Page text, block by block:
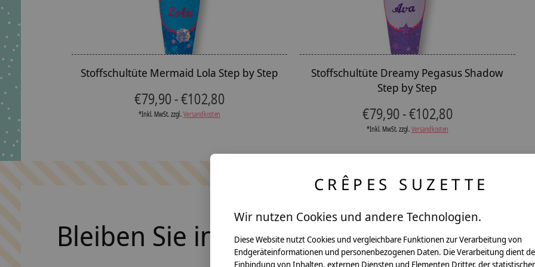
Stoffschultüte Mermaid Lola Step by Step
€79,90 - €102,80
*Inkl. MwSt. zzgl.Versandkosten
Stoffschultüte Dreamy Pegasus Shadow
Step by Step
€79,90 - €102,80
*Inkl. MwSt. zzgl.Versandkosten
Bleiben Sie in Kontakt
CRÊPES SUZETTE
Wir nutzen Cookies und andere Technologien.
Diese Website nutzt Cookies und vergleichbare Funktionen zur Verarbeitung von
Endgeräteinformationen und personenbezogenen Daten. Die Verarbeitung dient
Einbindung von Inhalten, externen Diensten und Elementen Dritter, der